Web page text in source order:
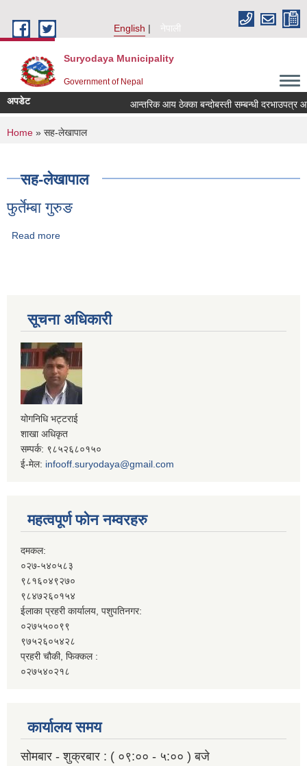
English
नेपाली
Suryodaya Municipality
Government of Nepal
अपडेट आन्तरिक आय ठेक्का बन्दोबस्ती सम्बन्धी दरभाउपत्र
You are here
Home » सह-लेखापाल
सह-लेखापाल
फुर्तेम्बा गुरुङ
Read more
सूचना अधिकारी
योगनिधि भट्टराई
शाखा अधिकृत
सम्पर्क: ९८५२६८०१५०
ई-मेल: infooff.suryodaya@gmail.com
महत्वपूर्ण फोन नम्वरहरु
दमकल:
०२७-५४०५८३
९८१६०४९२७०
९८४७२६०१५४
ईलाका प्रहरी कार्यालय, पशुपतिनगर:
०२७५५००९९
९७५२६०५४२८
प्रहरी चौकी, फिक्कल :
०२७५४०२१८
कार्यालय समय
सोमबार - शुक्रबार : ( ०९:०० - ५:०० ) बजे